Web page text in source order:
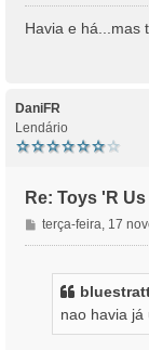
e
m
Havia e há...mas
DaniFR
Lendário
Re: Toys 'R
M
e
terça-feira, 17
nao havia já